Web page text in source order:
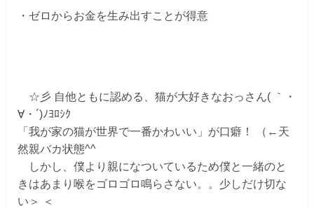
・ゼロからお金を生み出すことが得意
☆彡 自他ともに認める、猫が大好きなおっさん( ｀・
∀・´)ﾉﾖﾛｼｸ
「我が家の猫が世界で一番かわいい」が口癖！ （←天
然親バカ状態^^
しかし、僕より親になついているため僕と一緒のと
きはあまり喉をゴロゴロ鳴らさない。。少しだけ切な
い＞ ＜